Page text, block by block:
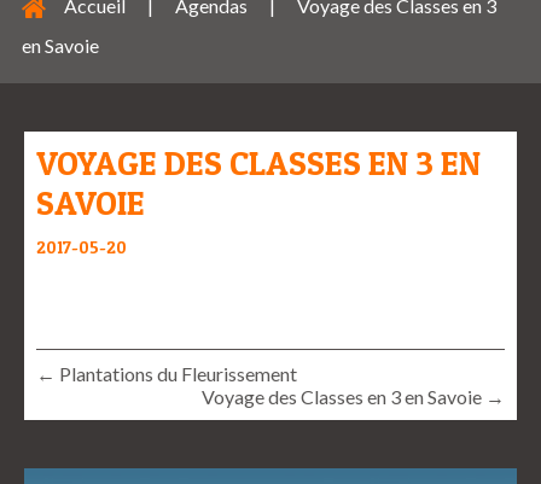
Accueil | Agendas |
Voyage des Classes en 3
en Savoie
VOYAGE DES CLASSES EN 3 EN
SAVOIE
2017-05-20
← Plantations du Fleurissement
Voyage des Classes en 3 en Savoie →